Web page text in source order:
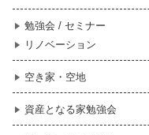
売買契約のご締結
らし はじめての物件探し
勉強会 / セミナー
リノベーション
空き家・空地
資産となる家勉強会